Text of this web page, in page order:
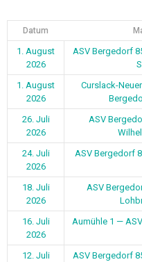
Datum
1. August
2026
ASV Bergedorf
1. August
2026
Curslack-
26. Juli
2026
ASV
24. Juli
2026
ASV Bergedorf
18. Juli
2026
ASV
16. Juli
2026
Aumühle 1 —
12. Juli
ASV Bergedorf